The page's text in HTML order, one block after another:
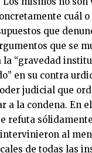
cuál o
que
que se
la “gravedad
en su contra
judicial que
a la condena. En
refuta
al
de todas las